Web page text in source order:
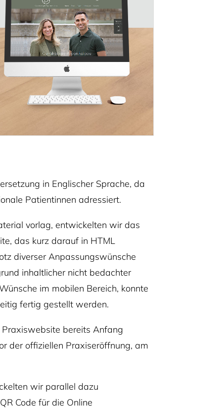
in Englischer Sprache, da
Patientinnen adressiert.
vorlag, entwickelten wir das
das kurz darauf in HTML
diverser Anpassungswünsche
inhaltlicher nicht bedachter
im mobilen Bereich, konnte
fertig gestellt werden.
bereits Anfang
der offiziellen Praxiseröffnung, am
wir parallel dazu
Code für die Online